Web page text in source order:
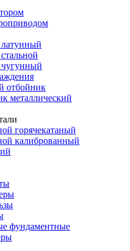
отбойник
металлический
горячекатаный
калиброванный
фундаментные